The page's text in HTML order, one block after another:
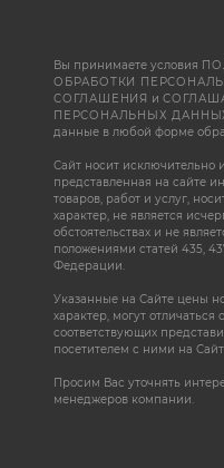
Вы принимаете условия
ОБРАБОТКИ
СОГЛАШЕНИЯ и
ПЕРСОНАЛЬНЫХ
данные в любой форме
Сайт носит исключительно
представленная на сайте
товаров, работ и услуг,
характер, не является
обстоятельствах и не
положениями статей 435,
Федерации.
Указанные на Сайте цены
характер, могут
соответствующих
посетителем с ними на
Просим Вас уточнять
менеджеров компании.